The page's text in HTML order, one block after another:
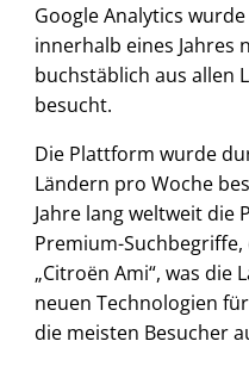
Google Analytics
innerhalb eines Jahres
buchstäblich aus allen
besucht.
Die Plattform wurde
Ländern pro Woche
Jahre lang weltweit die
Premium-
Citroën Ami , was die
neuen Technologien
die meisten Besucher